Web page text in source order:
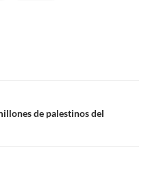
de palestinos del